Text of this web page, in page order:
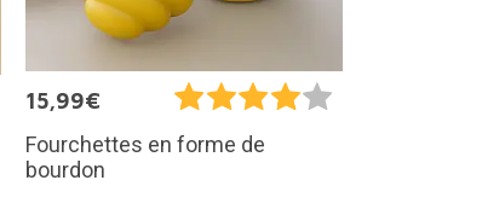
15,99€
Fourchettes en forme de
bourdon